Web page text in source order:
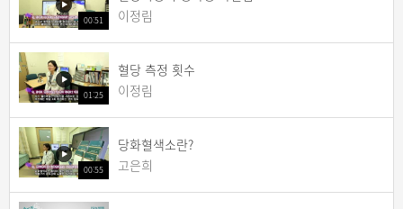
00:51
이정림
01:25
혈당 측정 횟수
이정림
00:55
당화혈색소란?
고은희